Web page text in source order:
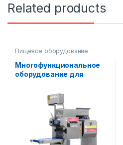
Related products
Пищевое оборудование
Многофункциональное
оборудование для